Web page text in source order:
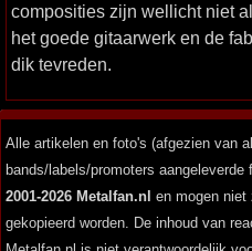
composities zijn wellicht niet
het goede gitaarwerk en de
dik tevreden.
Alle artikelen en foto's (afgezien van
bands/labels/promoters
2001-2026 Metalfan.nl en mogen
gekopieerd worden. De inhoud van